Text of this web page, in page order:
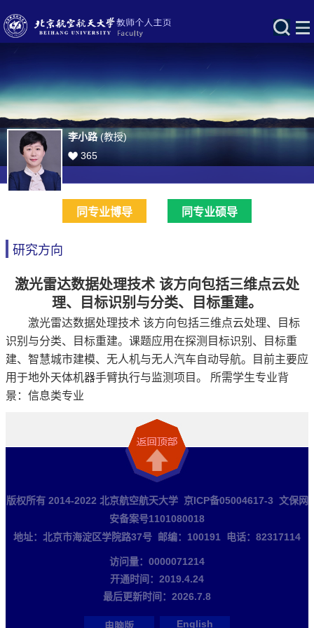
李小路(教授)
365
同专业博导 同专业硕导
研究方向
激光雷达数据处理技术 该方向包括三维点云处
理、目标识别与分类、目标重建。
激光雷达数据处理技术 该方向包括三维点云处理、目标
识别与分类、目标重建。课题应用在探测目标识别、目标重
建、智慧城市建模、无人机与无人汽车自动导航。目前主要应
用于地外天体机器手臂执行与监测项目。 所需学生专业背
景：信息类专业
版权所有 2014-2022 北京航空航天大学 京ICP备05004617-3 文保网
安备案号1101080018
地址：北京市海淀区学院路37号 邮编：100191 电话：82317114
访问量： 0000071214
开通时间： 2019.4.24
最后更新时间： 2026.7.8
English